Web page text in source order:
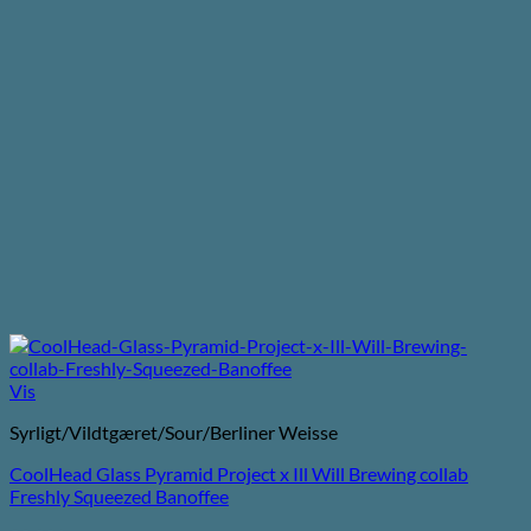
Vis
Syrligt/Vildtgæret/Sour/Berliner Weisse
CoolHead Glass Pyramid Project x Ill Will Brewing collab
Freshly Squeezed Banoffee